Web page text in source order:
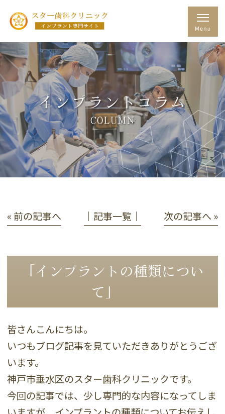
インプラントコラム
COLUMN
« 前の記事へ │記事一覧│ 次の記事へ »
「インプラントの種類につい
て」
皆さんこんにちは。
いつもブログ記事を見ていただきありがとうござ
います。
神戸市垂水区のスター歯科クリニックです。
今回の記事では、少し専門的な内容になってしま